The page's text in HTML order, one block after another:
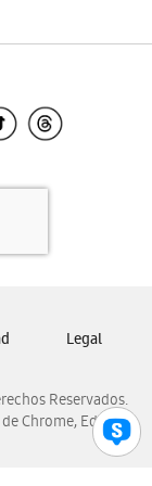
Reservados.
Chrome, Edge,
Legal